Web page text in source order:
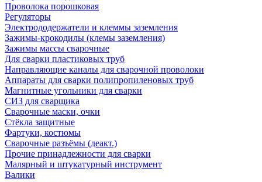
Проволока порошковая
Регуляторы
Электрододержатели и клеммы заземления
Зажимы-крокодилы (клемы заземления)
Зажимы массы сварочные
Для сварки пластиковых труб
Направляющие каналы для сварочной проволоки
Аппараты для сварки полипропиленовых труб
Магнитные угольники для сварки
СИЗ для сварщика
Сварочные маски, очки
Стёкла защитные
Фартуки, костюмы
Сварочные разъёмы (деакт.)
Прочие принадлежности для сварки
Малярный и штукатурный инструмент
Валики